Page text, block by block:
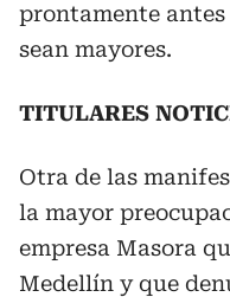
prontamente
sean mayores.
TITULARES
Otra de las
la mayor
empresa Masora
Medellín y que